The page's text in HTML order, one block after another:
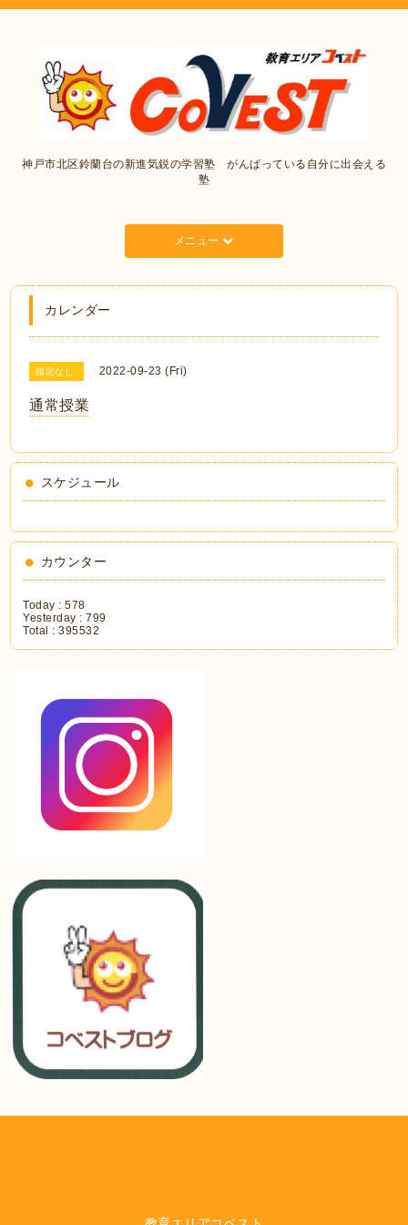
神戸市北区鈴蘭台の新進気鋭の学習塾 がんばっている自分に出会える
塾
メニュー
カレンダー
指定なし 2022-09-23 (Fri)
通常授業
スケジュール
カウンター
Today :578
Yesterday :799
Total :395532